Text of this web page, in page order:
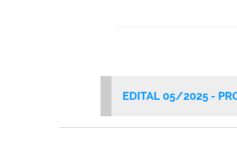
EDITAL 05/2025 -